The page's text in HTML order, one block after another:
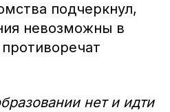
подчеркнул,
невозможны в
нет и идти